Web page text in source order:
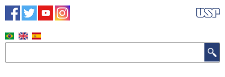
Pasar
al
contenido